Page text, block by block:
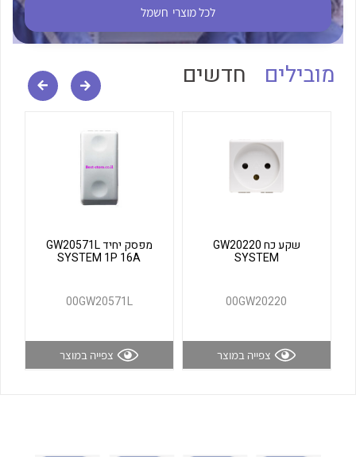
לכל מוצרי היצרן לכל מוצרי היצרן
לכל מוצרי חשמל
מובילים חדשים
שקע כח GW20220
SYSTEM
00GW20220
צפייה במוצר
מפסק יחיד GW20571L
SYSTEM 1P 16A
00GW20571L
צפייה במוצר